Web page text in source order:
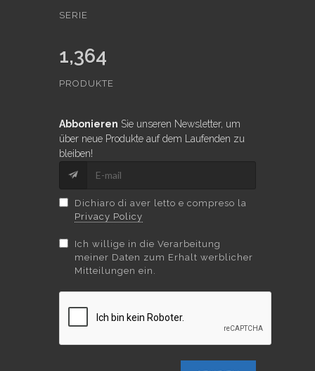
SERIE
1,364
PRODUKTE
Abbonieren Sie unseren Newsletter, um
über neue Produkte auf dem Laufenden zu
bleiben!
Dichiaro di aver letto e compreso la
Privacy Policy
Ich willige in die Verarbeitung
meiner Daten zum Erhalt werblicher
Mitteilungen ein.